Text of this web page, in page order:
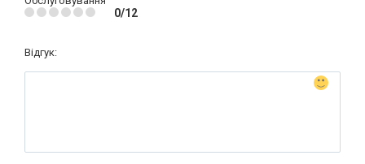
0/12
Відгук: